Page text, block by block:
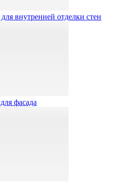
внутренней отделки стен
фасада